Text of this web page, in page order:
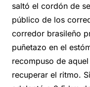
saltó el cordón de
público de los
corredor brasileño
puñetazo en el
recompuso de
recuperar el ritmo.